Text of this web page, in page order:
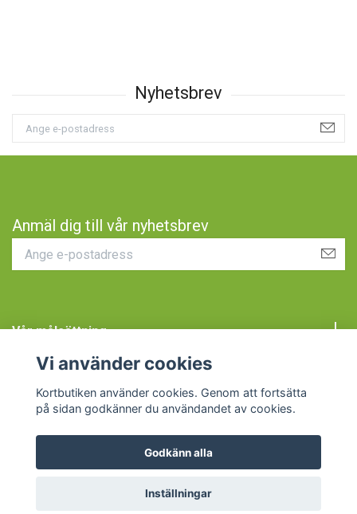
Anmäl dig till vår nyhetsbrev
Vår målsättning
© 2026 Kortbutiken
Vi använder cookies
Kortbutiken använder cookies. Genom att fortsätta
på sidan godkänner du användandet av cookies.
Godkänn alla
Inställningar